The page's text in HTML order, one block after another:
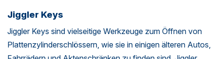
Jiggler Keys
Jiggler Keys sind vielseitige Werkzeuge zum Öffnen von
Plattenzylinderschlössern, wie sie in einigen älteren Autos,